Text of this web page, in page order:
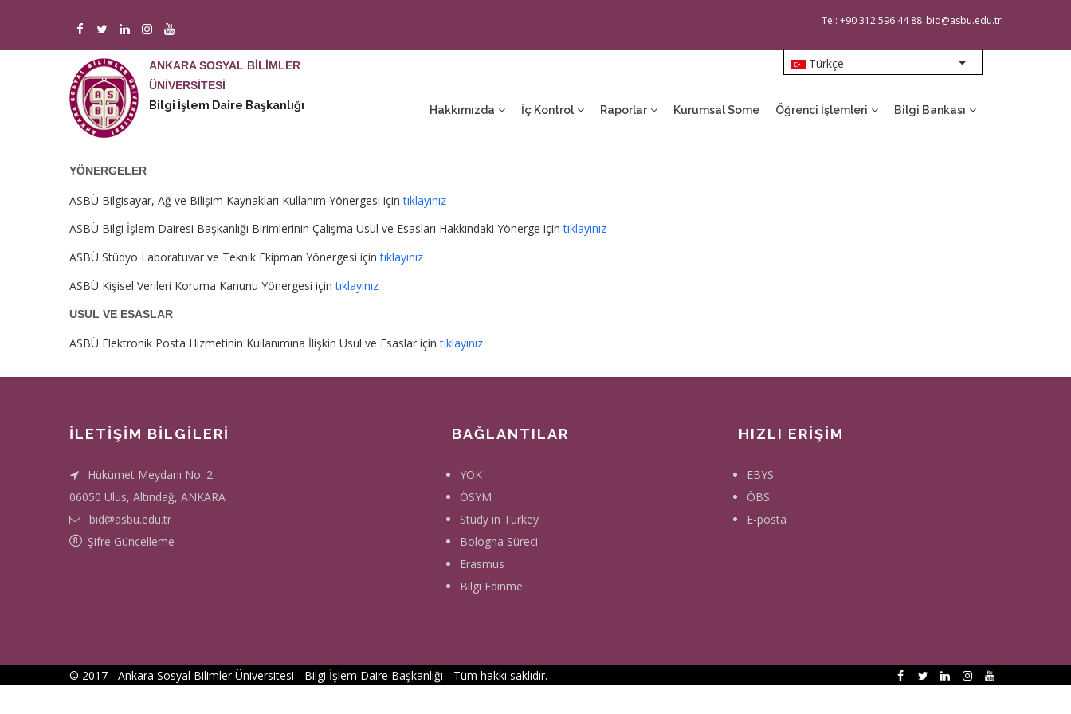
atla
Tel: +90 312 596 44 88 bid@asbu.edu.tr
ANKARA SOSYAL BİLİMLER
ÜNİVERSİTESİ
Bilgi İşlem Daire Başkanlığı
Türkçe
List additional
Hakkımızda İç Kontrol Raporlar Kurumsal Some Öğrenci İşlemleri Bilgi Bankası
YÖNERGELER
ASBÜ Bilgisayar, Ağ ve Bilişim Kaynakları Kullanım Yönergesi içintıklayınız
ASBÜ Bilgi İşlem Dairesi Başkanlığı Birimlerinin Çalışma Usul ve Esasları Hakkındaki Yönerge içintıklayınız
ASBÜ Stüdyo Laboratuvar ve Teknik Ekipman Yönergesi içintıklayınız
ASBÜ Kişisel Verileri Koruma Kanunu Yönergesi içintıklayınız
USUL VE ESASLAR
ASBÜ Elektronik Posta Hizmetinin Kullanımına İlişkin Usul ve Esaslar içintıklayınız
İLETİŞİM BİLGİLERİ
Hükümet Meydanı No: 2
06050 Ulus, Altındağ, ANKARA
bid@asbu.edu.tr
Şifre Güncelleme
BAĞLANTILAR
YÖK
ÖSYM
Study in Turkey
Bologna Süreci
Erasmus
Bilgi Edinme
HIZLI ERİŞİM
EBYS
ÖBS
E-posta
© 2017 - Ankara Sosyal Bilimler Üniversitesi - Bilgi İşlem Daire Başkanlığı - Tüm hakkı saklıdır.